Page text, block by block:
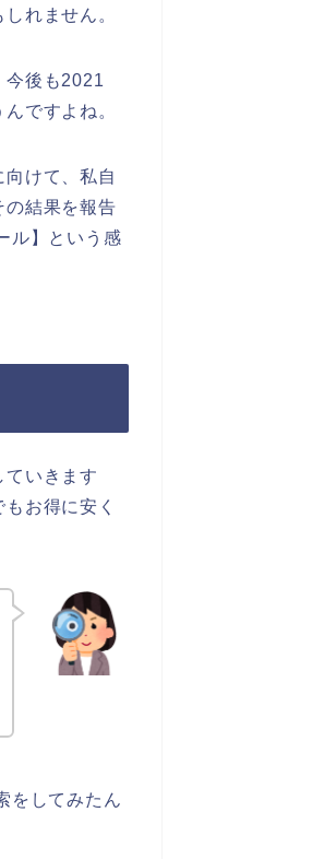
れません。
今後も2021
ですよね。
けて、私自
の結果を報告
ル】という感
ていきます
お得に安く
をしてみたん